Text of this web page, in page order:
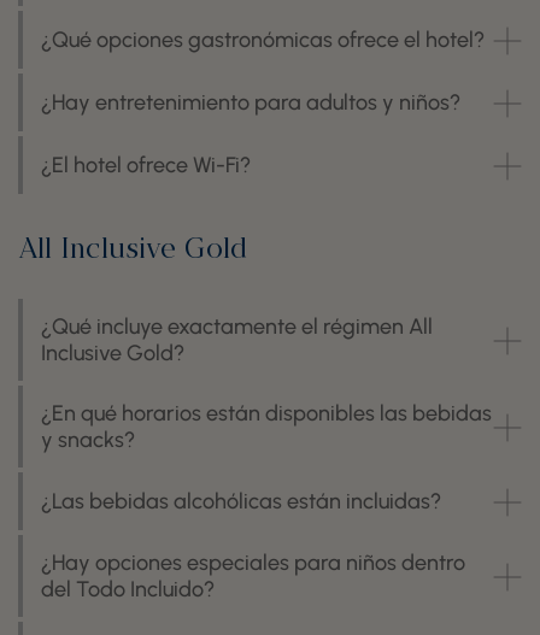
¿Qué opciones gastronómicas ofrece el hotel?
¿Hay entretenimiento para adultos y niños?
¿El hotel ofrece Wi-Fi?
All Inclusive Gold
¿Qué incluye exactamente el régimen All
Inclusive Gold?
¿En qué horarios están disponibles las bebidas
y snacks?
¿Las bebidas alcohólicas están incluidas?
¿Hay opciones especiales para niños dentro
del Todo Incluido?